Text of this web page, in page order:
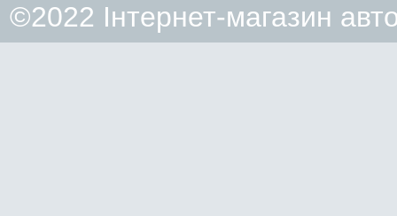
©2022 Інтернет-магазин